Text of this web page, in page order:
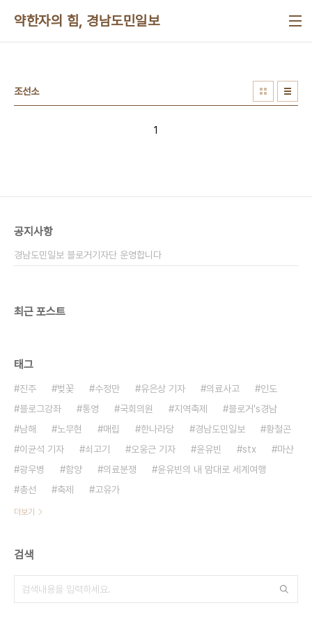
약한자의 힘, 경남도민일보
조선소
1
공지사항
경남도민일보 블로거기자단 운영합니다
최근 포스트
태그
진주 벚꽃 수정만 유은상 기자 의료사고
인도
블로그강좌
통영 국회의원 지역축제
블로거's경남
남해
노무현 매립 한나라당 경남도민일보
황철곤
이균석 기자
쇠고기 오웅근 기자 윤유빈 stx
마산
광우병
함양 의료분쟁
윤유빈의 내 맘대로 세계여행
총선
축제 고유가
더보기
검색